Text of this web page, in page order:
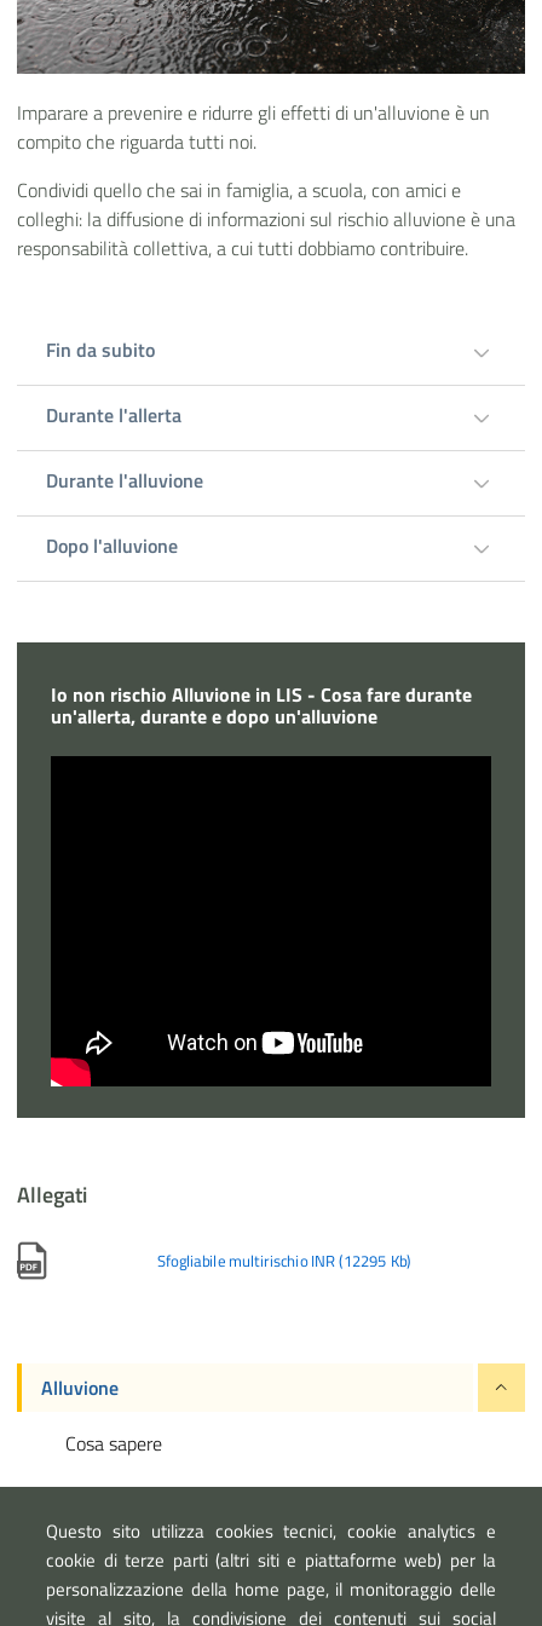
Imparare a prevenire e ridurre gli effetti di un'alluvione è un
compito che riguarda tutti noi.
Condividi quello che sai in famiglia, a scuola, con amici e
colleghi: la diffusione di informazioni sul rischio alluvione è una
responsabilità collettiva, a cui tutti dobbiamo contribuire.
Fin da subito
Durante l'allerta
Durante l'alluvione
Dopo l'alluvione
Io non rischio Alluvione in LIS - Cosa fare durante
un'allerta, durante e dopo un'alluvione
Allegati
Sfogliabile multirischio INR(12295 Kb)
Alluvione
Cosa sapere
Questo sito utilizza cookies tecnici, cookie analytics e
cookie di terze parti (altri siti e piattaforme web) per la
personalizzazione della home page, il monitoraggio delle
visite al sito, la condivisione dei contenuti sui social